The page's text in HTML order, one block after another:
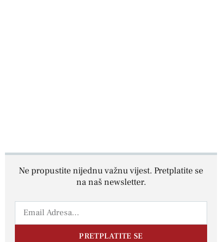
Ne propustite nijednu važnu vijest. Pretplatite se
na naš newsletter.
PRETPLATITE SE